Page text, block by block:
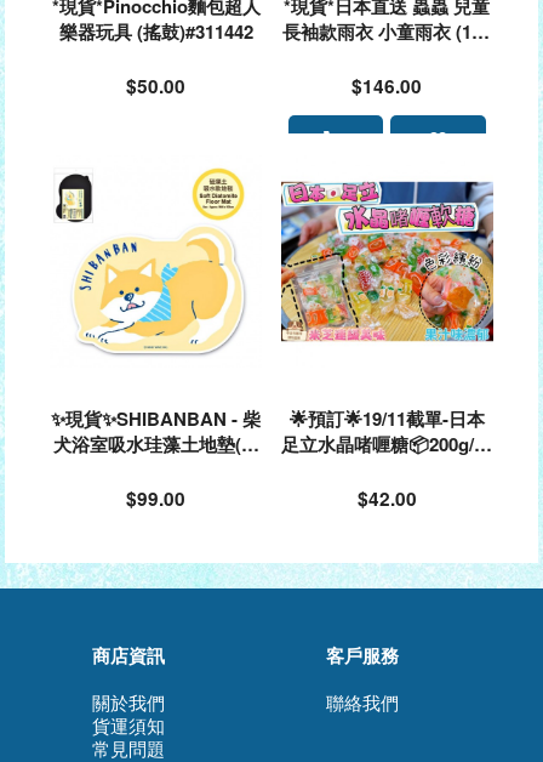
*現貨*Pinocchio麵包超人
樂器玩具 (搖鼓)#311442
$50.00
*現貨*日本直送 蟲蟲 兒童
長袖款雨衣 小童雨衣 (110
$146.00
✨現貨✨SHIBANBAN - 柴
犬浴室吸水珪藻土地墊(軟
$99.00
🌟預訂🌟19/11截單-日本
足立水晶啫喱糖📦200g/包
貨）
$42.00
商店資訊
關於我們
貨運須知
常見問題
客戶服務
聯絡我們